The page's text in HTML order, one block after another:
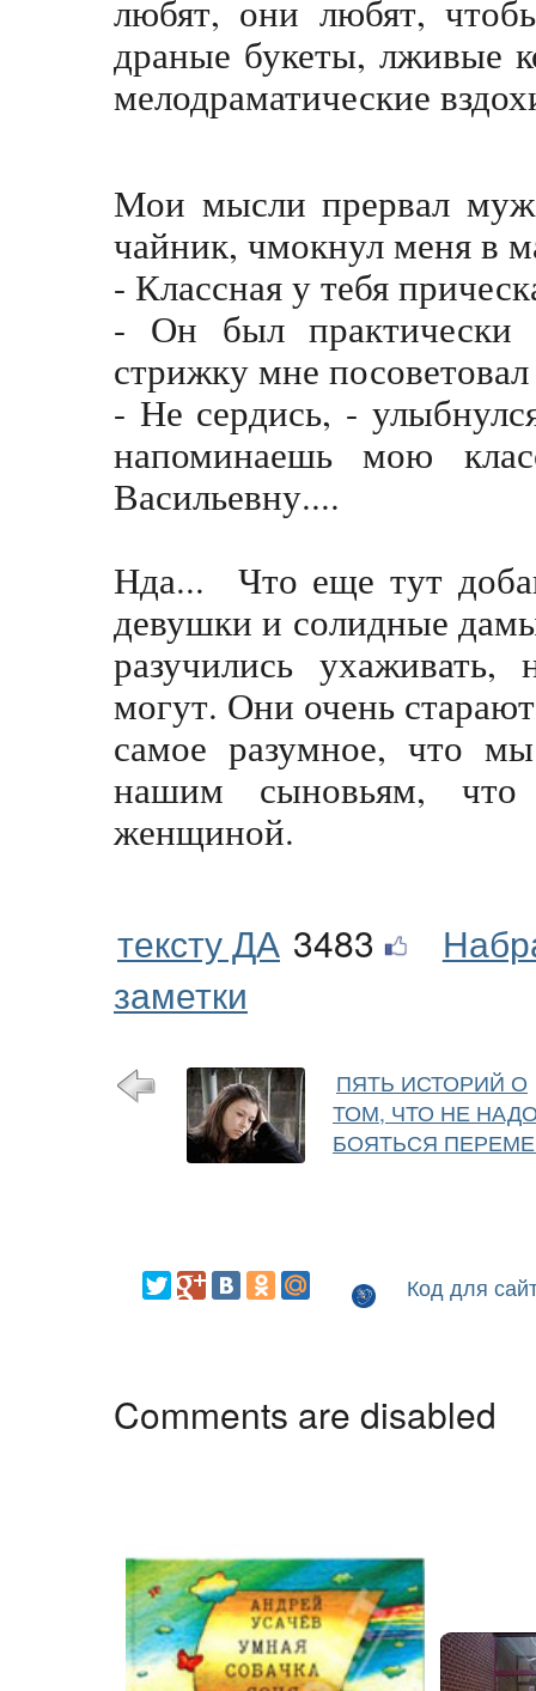
любят, они любят,
драные букеты, лживые
мелодраматические
Мои мысли прервал
чайник, чмокнул меня в
- Классная у тебя
- Он был
стрижку мне
- Не сердись, -
напоминаешь мою
Васильевну....
Нда... Что еще тут
девушки и солидные
разучились
могут. Они очень
самое разумное, что
нашим сыновьям,
женщиной.
тексту ДА 3483
заметки
ПЯТЬ ИСТОРИЙ О
ТОМ, ЧТО НЕ
БОЯТЬСЯ
Код для
Comments are disabled